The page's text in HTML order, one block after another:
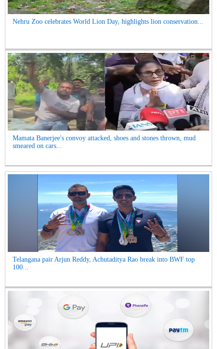
Nehru Zoo celebrates World Lion Day, highlights lion conservation...
Mamata Banerjee's convoy attacked, shoes and stones thrown, mud
smeared on cars...
Telangana pair Arjun Reddy, Achutaditya Rao break into BWF top
100...